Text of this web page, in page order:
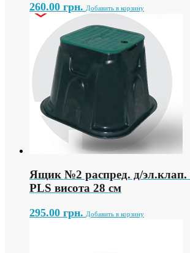
260.00 грн. Добавить в корзину
Ящик №2 распред. д/эл.клап.
PLS висота 28 см
295.00 грн. Добавить в корзину